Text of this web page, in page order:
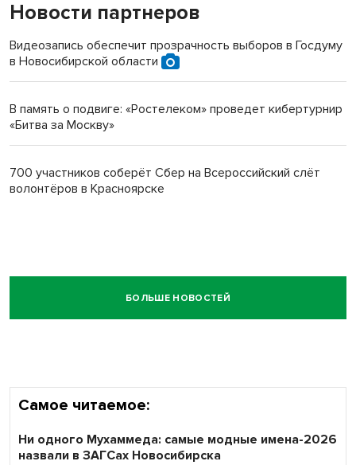
Новости партнеров
Видеозапись обеспечит прозрачность выборов в Госдуму
в Новосибирской области
В память о подвиге: «Ростелеком» проведет кибертурнир
«Битва за Москву»
700 участников соберёт Сбер на Всероссийский слёт
волонтёров в Красноярске
БОЛЬШЕ НОВОСТЕЙ
Самое читаемое:
Ни одного Мухаммеда: самые модные имена-2026
назвали в ЗАГСах Новосибирска